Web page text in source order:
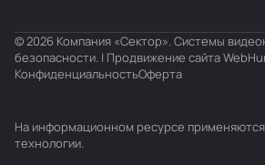
© 2026 Компания «Сектор». Системы
безопасности. | Продвижение сайта
КонфиденциальностьОферта
На информационном ресурсе применяются
технологии.